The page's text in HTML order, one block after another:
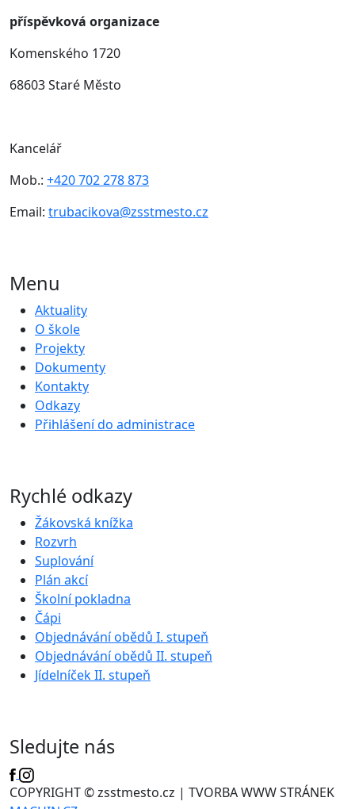
příspěvková organizace
Komenského 1720
68603 Staré Město
Kancelář
Mob.: +420 702 278 873
Email: trubacikova@zsstmesto.cz
Menu
Aktuality
O škole
Projekty
Dokumenty
Kontakty
Odkazy
Přihlášení do administrace
Rychlé odkazy
Žákovská knížka
Rozvrh
Suplování
Plán akcí
Školní pokladna
Čápi
Objednávání obědů I. stupeň
Objednávání obědů II. stupeň
Jídelníček II. stupeň
Sledujte nás
COPYRIGHT © zsstmesto.cz | TVORBA WWW STRÁNEK